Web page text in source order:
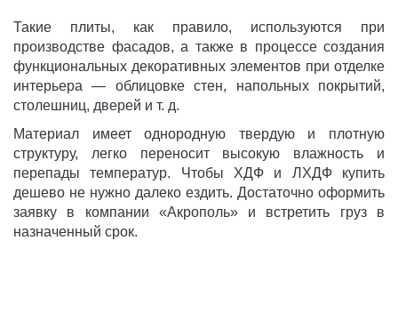
Такие плиты, как правило, используются при
производстве фасадов, а также в процессе создания
функциональных декоративных элементов при отделке
интерьера — облицовке стен, напольных покрытий,
столешниц, дверей и т. д.
Материал имеет однородную твердую и плотную
структуру, легко переносит высокую влажность и
перепады температур. Чтобы ХДФ и ЛХДФ купить
дешево не нужно далеко ездить. Достаточно оформить
заявку в компании «Акрополь» и встретить груз в
назначенный срок.